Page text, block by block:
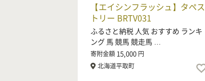
【エイシンフラッシュ】タペス
トリー BRTV031
ふるさと納税 人気 おすすめ ランキ
ング 馬 競馬 競走馬 …
寄附金額 15,000 円
北海道平取町